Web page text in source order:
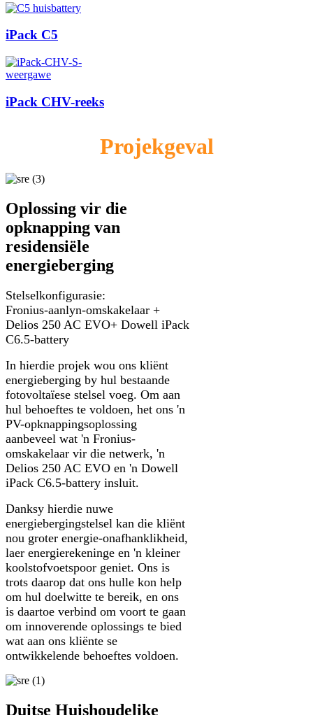
iPack C5
iPack CHV-reeks
Projekgeval
Oplossing vir die
opknapping van
residensiële
energieberging
Stelselkonfigurasie:
Fronius-aanlyn-omskakelaar +
Delios 250 AC EVO+ Dowell iPack
C6.5-battery
In hierdie projek wou ons kliënt
energieberging by hul bestaande
fotovoltaïese stelsel voeg. Om aan
hul behoeftes te voldoen, het ons 'n
PV-opknappingsoplossing
aanbeveel wat 'n Fronius-
omskakelaar vir die netwerk, 'n
Delios 250 AC EVO en 'n Dowell
iPack C6.5-battery insluit.
Danksy hierdie nuwe
energiebergingstelsel kan die kliënt
nou groter energie-onafhanklikheid,
laer energierekeninge en 'n kleiner
koolstofvoetspoor geniet. Ons is
trots daarop dat ons hulle kon help
om hul doelwitte te bereik, en ons
is daartoe verbind om voort te gaan
om innoverende oplossings te bied
wat aan ons kliënte se
ontwikkelende behoeftes voldoen.
Duitse Huishoudelike